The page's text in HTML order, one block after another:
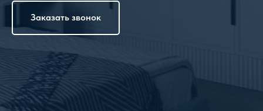
Заказать звонок